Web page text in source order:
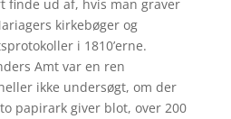
finde ud af, hvis man graver
kirkebøger og
i 1810’erne.
Amt var en ren
ikke undersøgt, om der
papirark giver blot, over 200